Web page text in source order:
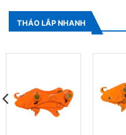
THÁO LẮP NHANH